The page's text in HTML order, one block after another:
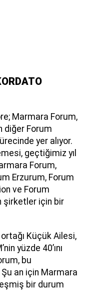
Marmara Forum,
diğer Forum
yer alıyor.
geçtiğimiz yıl
Forum,
Erzurum, Forum
ve Forum
şirketler için bir
Küçük Ailesi,
yüzde 40’ını
bu
an için Marmara
bir durum